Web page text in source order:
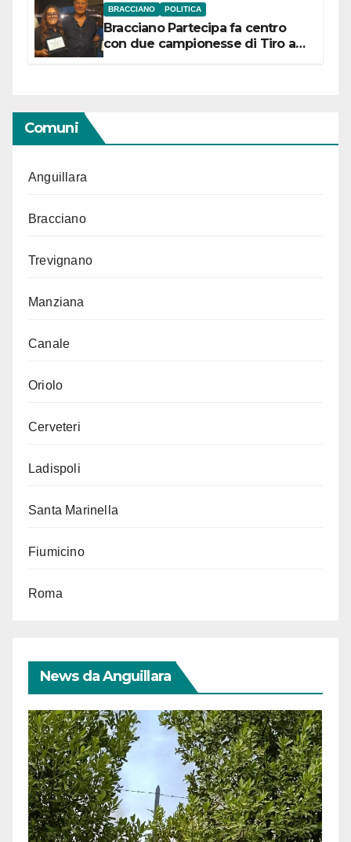
BRACCIANO POLITICA
Bracciano Partecipa fa centro
con due campionesse di Tiro a
Comuni
Anguillara
Bracciano
Trevignano
Manziana
Canale
Oriolo
Cerveteri
Ladispoli
Santa Marinella
Fiumicino
Roma
News da Anguillara